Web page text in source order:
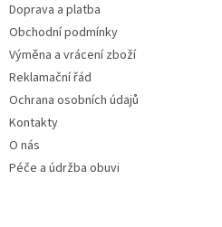
Doprava a platba
Obchodní podmínky
Výměna a vrácení zboží
Reklamační řád
Ochrana osobních údajů
Kontakty
O nás
Péče a údržba obuvi